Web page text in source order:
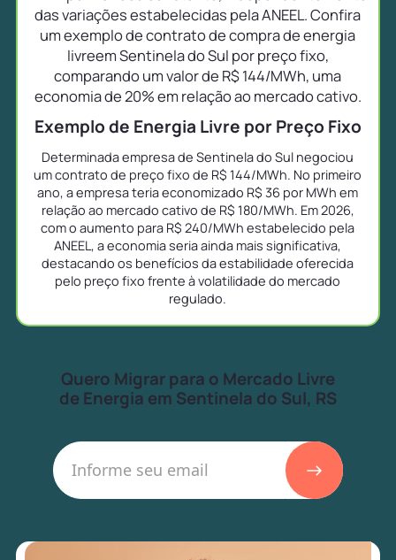
das variações estabelecidas pela ANEEL. Confira
um exemplo de contrato de compra de energia
livreem Sentinela do Sul por preço fixo,
comparando um valor de R$ 144/MWh, uma
economia de 20% em relação ao mercado cativo.
Exemplo de Energia Livre por Preço Fixo
Determinada empresa de Sentinela do Sul negociou
um contrato de preço fixo de R$ 144/MWh. No primeiro
ano, a empresa teria economizado R$ 36 por MWh em
relação ao mercado cativo de R$ 180/MWh. Em 2026,
com o aumento para R$ 240/MWh estabelecido pela
ANEEL, a economia seria ainda mais significativa,
destacando os benefícios da estabilidade oferecida
pelo preço fixo frente à volatilidade do mercado
regulado.
Quero Migrar para o Mercado Livre
de Energia em Sentinela do Sul, RS